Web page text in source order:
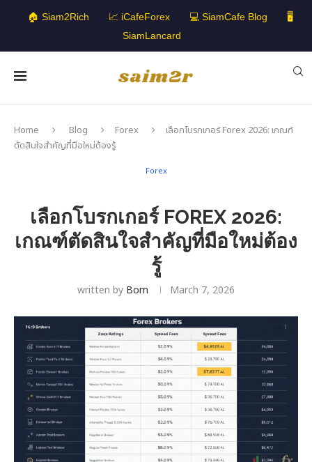
🏠 Siam2Rich 📈 iCafeForex 💻 SiamCafe Blog
🖥️
SiamLancard
Home Blog Forex
เลือกโบรกเกอร์ Forex 2026: เกณฑ์
ตัดสินใจสำคัญที่มือใหม่ต้องรู้
Forex
เลือกโบรกเกอร์ FOREX 2026:
เกณฑ์ตัดสินใจสำคัญที่มือใหม่ต้อง
รู้
written by Bom March 7, 2026